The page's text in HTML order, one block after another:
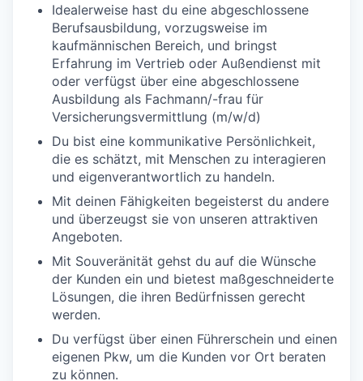
Idealerweise hast du eine abgeschlossene
Berufsausbildung, vorzugsweise im
kaufmännischen Bereich, und bringst
Erfahrung im Vertrieb oder Außendienst mit
oder verfügst über eine abgeschlossene
Ausbildung als Fachmann/-frau für
Versicherungsvermittlung (m/w/d)
Du bist eine kommunikative Persönlichkeit,
die es schätzt, mit Menschen zu interagieren
und eigenverantwortlich zu handeln.
Mit deinen Fähigkeiten begeisterst du andere
und überzeugst sie von unseren attraktiven
Angeboten.
Mit Souveränität gehst du auf die Wünsche
der Kunden ein und bietest maßgeschneiderte
Lösungen, die ihren Bedürfnissen gerecht
werden.
Du verfügst über einen Führerschein und einen
eigenen Pkw, um die Kunden vor Ort beraten
zu können.